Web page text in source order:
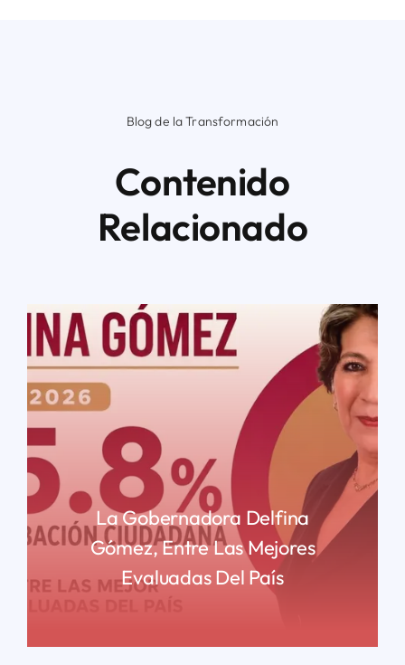
Blog de la Transformación
Contenido
Relacionado
La Gobernadora Delfina
Gómez, Entre Las Mejores
Evaluadas Del País